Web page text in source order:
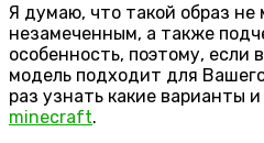
Я думаю, что такой образ не
незамеченным, а также
особенность, поэтому, если
модель подходит для
раз узнать какие варианты и
minecraft.